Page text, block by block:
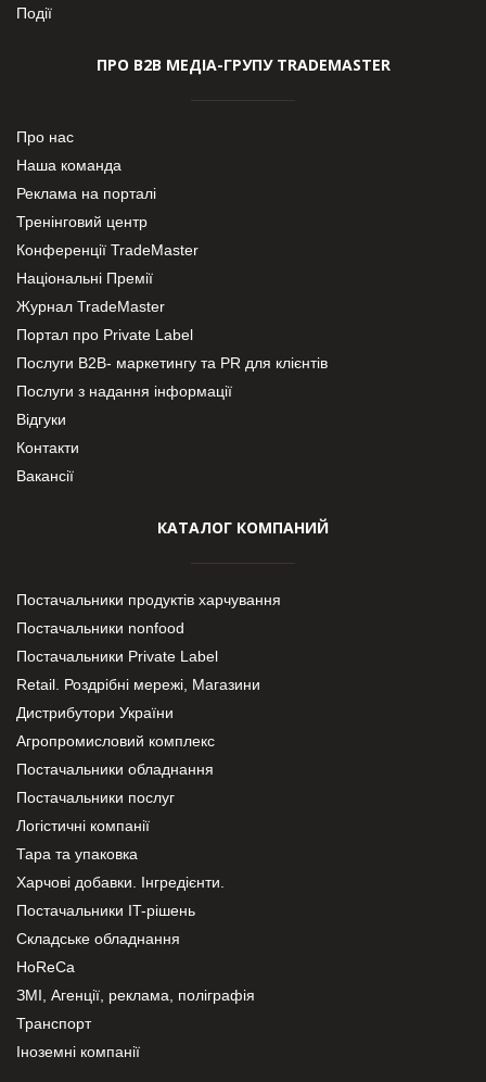
Події
ПРО В2В МЕДІА-ГРУПУ TRADEMASTER
Про нас
Наша команда
Реклама на порталі
Тренінговий центр
Конференції TradeMaster
Національні Премії
Журнал TradeMaster
Портал про Private Label
Послуги В2В- маркетингу та PR для клієнтів
Послуги з надання інформації
Відгуки
Контакти
Вакансії
КАТАЛОГ КОМПАНИЙ
Постачальники продуктів харчування
Постачальники nonfood
Постачальники Private Label
Retail. Роздрібні мережі, Магазини
Дистрибутори України
Агропромисловий комплекс
Постачальники обладнання
Постачальники послуг
Логістичні компанії
Тара та упаковка
Харчові добавки. Інгредієнти.
Постачальники IT-рішень
Складське обладнання
HoReCa
ЗМІ, Агенції, реклама, поліграфія
Транспорт
Іноземні компанії